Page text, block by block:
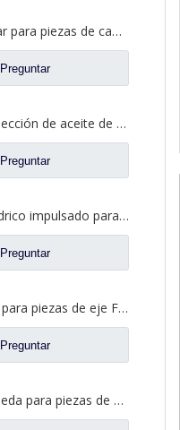
Rueda Sun Gear para piezas de camión Fuwa DN0040M0-7
Preguntar
Cubierta de colección de aceite de caja diferencial para piezas de camión Fuhua BN0401S0-2
Preguntar
Engranaje cilíndrico impulsado para piezas de camión Fuhua CD0044M0-0
Preguntar
Eje de entrada para piezas de eje Fuwa EP0043M0-3032422
Preguntar
Conjunto de rueda para piezas de camiones North Benz A463500609